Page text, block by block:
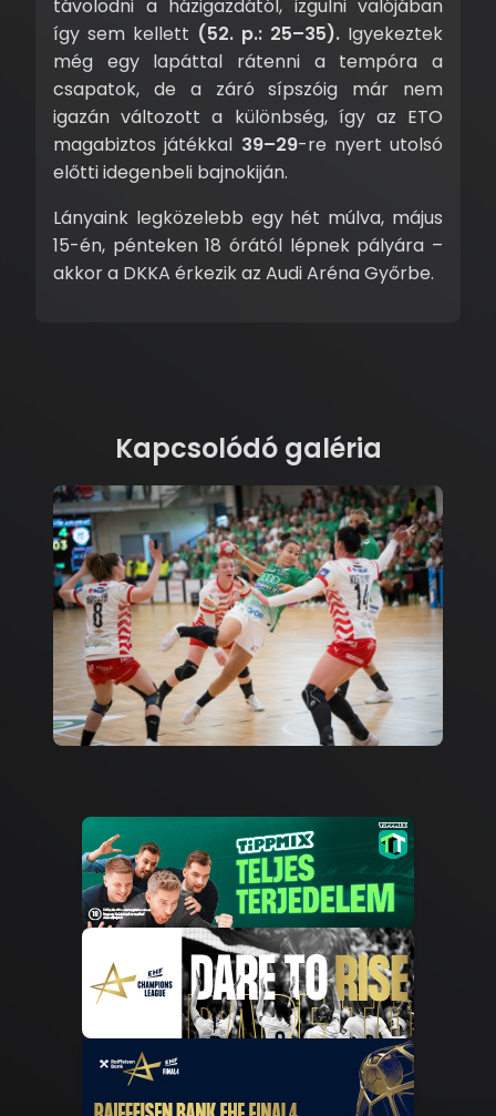
távolodni a házigazdától, izgulni valójában
így sem kellett (52. p.: 25–35). Igyekeztek
még egy lapáttal rátenni a tempóra a
csapatok, de a záró sípszóig már nem
igazán változott a különbség, így az ETO
magabiztos játékkal 39–29-re nyert utolsó
előtti idegenbeli bajnokiján.
Lányaink legközelebb egy hét múlva, május
15-én, pénteken 18 órától lépnek pályára –
akkor a DKKA érkezik az Audi Aréna Győrbe.
Kapcsolódó galéria